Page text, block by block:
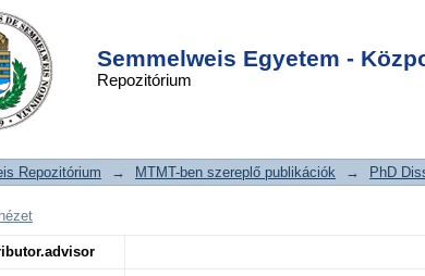
Semmelweis Egyetem -
Repozitórium
betegellátás
lehetőségei a hazai
gyakorlatban
Manakin Repository
Repozitórium → MTMT-ben szereplő publikációk → PhD